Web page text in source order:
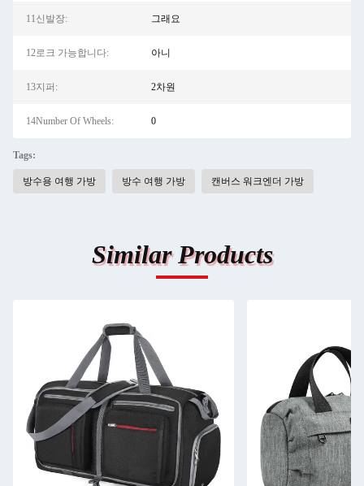
11신발장: 그래요
12로크 가능합니다: 아니
13지퍼: 2차원
14Number Of Wheels: 0
Tags:
방수용 여행 가방 방수 여행 가방 캔버스 워크엔더 가방
Similar Products